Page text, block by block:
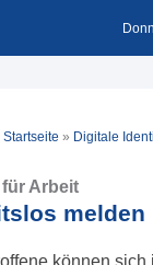
Startseite » Digitale
Arbeit
melden
können sich